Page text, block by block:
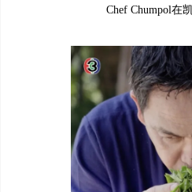
Chef Chumpol在